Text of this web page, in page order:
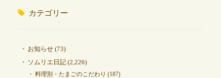
カテゴリー
お知らせ(73)
ソムリエ日記(2,226)
料理別・たまごのこだわり (187)